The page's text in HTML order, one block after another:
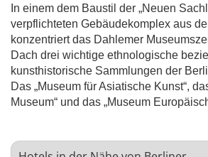
In einem dem Baustil der „Neuen
verpflichteten Gebäudekomplex aus
konzentriert das Dahlemer
Dach drei wichtige ethnologische
kunsthistorische Sammlungen der
Das „Museum für Asiatische Kunst“,
Museum“ und das „Museum